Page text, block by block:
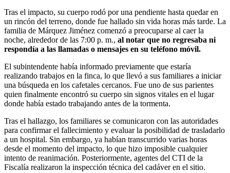
Tras el impacto, su cuerpo rodó por una pendiente hasta quedar en
un rincón del terreno, donde fue hallado sin vida horas más tarde. La
familia de Márquez Jiménez comenzó a preocuparse al caer la
noche, alrededor de las 7:00 p. m., al notar que no regresaba ni
respondía a las llamadas o mensajes en su teléfono móvil.
El subintendente había informado previamente que estaría
realizando trabajos en la finca, lo que llevó a sus familiares a iniciar
una búsqueda en los cafetales cercanos. Fue uno de sus parientes
quien finalmente encontró su cuerpo sin signos vitales en el lugar
donde había estado trabajando antes de la tormenta.
Tras el hallazgo, los familiares se comunicaron con las autoridades
para confirmar el fallecimiento y evaluar la posibilidad de trasladarlo
a un hospital. Sin embargo, ya habían transcurrido varias horas
desde el momento del impacto, lo que hizo imposible cualquier
intento de reanimación. Posteriormente, agentes del CTI de la
Fiscalía realizaron la inspección técnica del cadáver en el sitio.